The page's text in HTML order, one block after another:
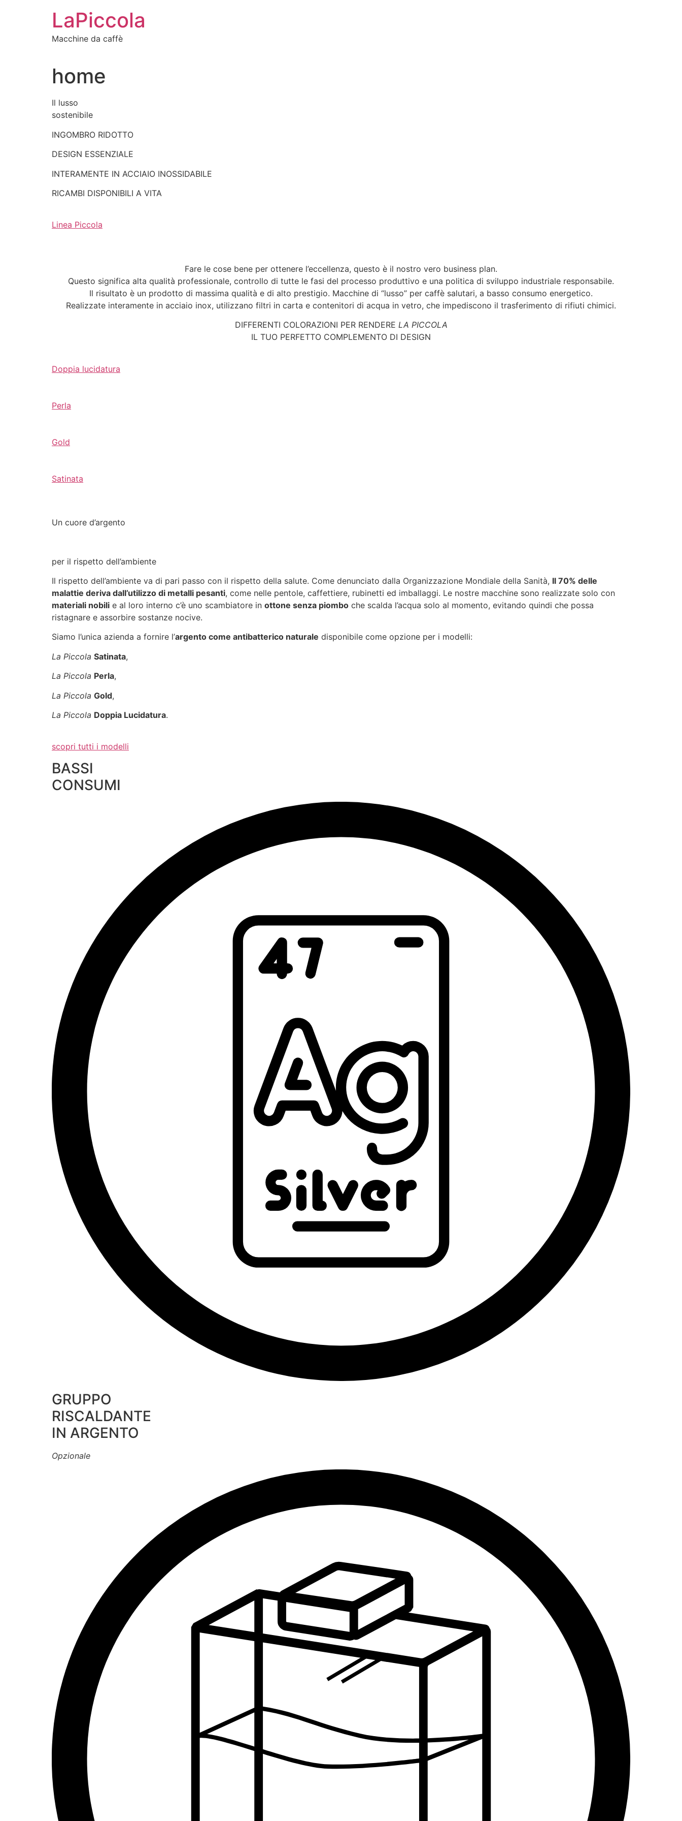
LaPiccola
Macchine da caffè
home
Il lusso
sostenibile
INGOMBRO RIDOTTO
DESIGN ESSENZIALE
INTERAMENTE IN ACCIAIO INOSSIDABILE
RICAMBI DISPONIBILI A VITA
Linea Piccola
Fare le cose bene per ottenere l’eccellenza, questo è il nostro vero business plan.
Questo significa alta qualità professionale, controllo di tutte le fasi del processo produttivo e una politica di sviluppo industriale responsabile.
Il risultato è un prodotto di massima qualità e di alto prestigio. Macchine di “lusso” per caffè salutari, a basso consumo energetico.
Realizzate interamente in acciaio inox, utilizzano filtri in carta e contenitori di acqua in vetro, che impediscono il trasferimento di rifiuti chimici.
DIFFERENTI COLORAZIONI PER RENDERE LA PICCOLA
IL TUO PERFETTO COMPLEMENTO DI DESIGN
Doppia lucidatura
Perla
Gold
Satinata
Un cuore d’argento
per il rispetto dell’ambiente
Il rispetto dell’ambiente va di pari passo con il rispetto della salute. Come denunciato dalla Organizzazione Mondiale della Sanità, Il 70% delle
malattie deriva dall’utilizzo di metalli pesanti, come nelle pentole, caffettiere, rubinetti ed imballaggi. Le nostre macchine sono realizzate solo con
materiali nobili e al loro interno c’è uno scambiatore in ottone senza piombo che scalda l’acqua solo al momento, evitando quindi che possa
ristagnare e assorbire sostanze nocive.
Siamo l’unica azienda a fornire l’argento come antibatterico naturale disponibile come opzione per i modelli:
La Piccola Satinata,
La Piccola Perla,
La Piccola Gold,
La Piccola Doppia Lucidatura.
scopri tutti i modelli
BASSI
CONSUMI
GRUPPO
RISCALDANTE
IN ARGENTO
Opzionale